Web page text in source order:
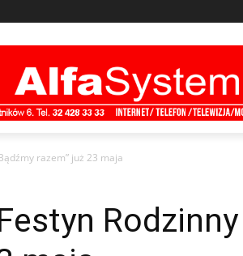
razem” już 23 maja
Rodzinny